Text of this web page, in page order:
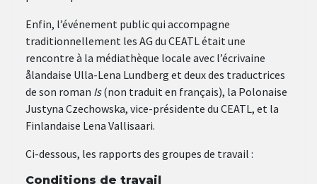
Enfin, l’événement public qui accompagne
traditionnellement les AG du CEATL était une
rencontre à la médiathèque locale avec l’écrivaine
ålandaise Ulla-Lena Lundberg et deux des traductrices
de son roman Is(non traduit en français), la Polonaise
Justyna Czechowska, vice-présidente du CEATL, et la
Finlandaise Lena Vallisaari.
Ci-dessous, les rapports des groupes de travail :
Conditions de travail